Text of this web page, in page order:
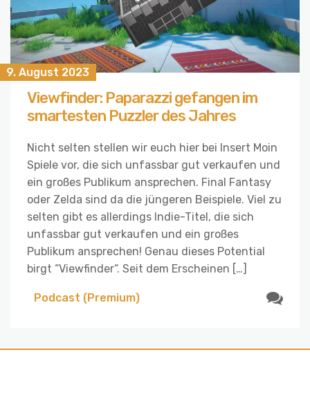
9. August 2023
Viewfinder: Paparazzi gefangen im
smartesten Puzzler des Jahres
Nicht selten stellen wir euch hier bei Insert Moin
Spiele vor, die sich unfassbar gut verkaufen und
ein großes Publikum ansprechen. Final Fantasy
oder Zelda sind da die jüngeren Beispiele. Viel zu
selten gibt es allerdings Indie-Titel, die sich
unfassbar gut verkaufen und ein großes
Publikum ansprechen! Genau dieses Potential
birgt “Viewfinder“. Seit dem Erscheinen […]
Podcast (Premium)